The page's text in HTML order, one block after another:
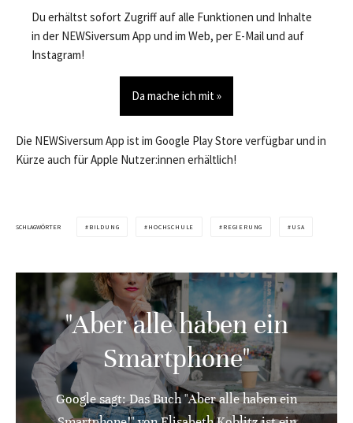
Du erhältst sofort Zugriff auf alle Funktionen und Inhalte
in der NEWSiversum App und im Web, per E-Mail und auf
Instagram!
Da mache ich mit »
Die NEWSiversum App ist im Google Play Store verfügbar und in
Kürze auch für Apple Nutzer:innen erhältlich!
SCHLAGWÖRTER BILDUNG HOCHSCHULE REGIERUNG USA
"Aber alle haben ein
Smartphone"
Google sagt: Das Buch "Aber alle haben ein